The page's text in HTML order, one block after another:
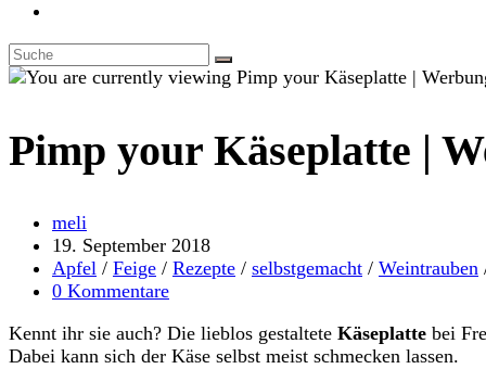
search
Pimp your Käseplatte |
Beitrags-
Autor:
meli
Beitrag
veröffentlicht:
19. September 2018
Beitrags-
Kategorie:
Apfel / Feige / Rezepte / selbstgemacht / Weintrauben
Beitrags-
0 Kommentare
Kennt ihr sie auch? Die lieblos gestaltete Käseplatte bei
Dabei kann sich der Käse selbst meist schmecken lassen.